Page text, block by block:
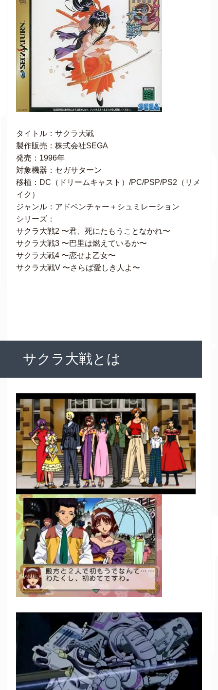
タイトル：サクラ大戦
製作販売：株式会社SEGA
発売：1996年
対象機器：セガサターン
移植：DC（ドリームキャスト）/PC/PSP/PS2（リメ
イク）
ジャンル：アドベンチャー＋シュミレーション
シリーズ：
サクラ大戦2 〜君、死にたもうことなかれ〜
サクラ大戦3 〜巴里は燃えているか〜
サクラ大戦4 〜恋せよ乙女〜
サクラ大戦V 〜さらば愛しき人よ〜
サクラ大戦とは